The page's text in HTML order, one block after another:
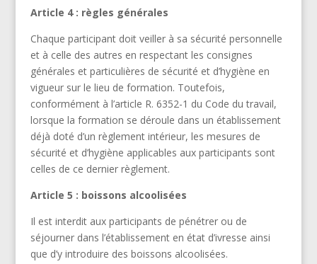
Article 4 : règles générales
Chaque participant doit veiller à sa sécurité personnelle
et à celle des autres en respectant les consignes
générales et particulières de sécurité et d’hygiène en
vigueur sur le lieu de formation. Toutefois,
conformément à l’article R. 6352-1 du Code du travail,
lorsque la formation se déroule dans un établissement
déjà doté d’un règlement intérieur, les mesures de
sécurité et d’hygiène applicables aux participants sont
celles de ce dernier règlement.
Article 5 : boissons alcoolisées
Il est interdit aux participants de pénétrer ou de
séjourner dans l’établissement en état d’ivresse ainsi
que d’y introduire des boissons alcoolisées.